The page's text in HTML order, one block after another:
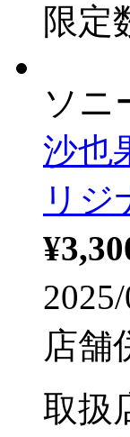
エ
メ『
ング
典「
ソフ
限定